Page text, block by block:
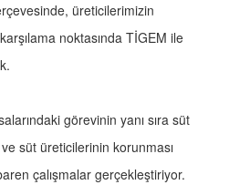
üreticilerimizin
noktasında TİGEM ile
görevinin yanı sıra süt
süt üreticilerinin korunması
çalışmalar gerçekleştiriyor.